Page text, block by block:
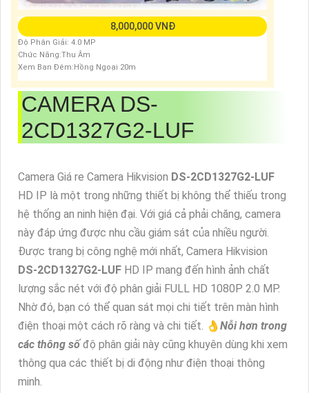
8,000,000 VNĐ
Độ Phân Giải: 4.0 MP
Chức Năng:Thu Âm
Xem Ban Đêm:Hồng Ngoại 20m
CAMERA DS-
2CD1327G2-LUF
Camera Giá re Camera Hikvision DS-2CD1327G2-LUF
HD IP là một trong những thiết bị không thể thiếu trong
hệ thống an ninh hiện đại. Với giá cả phải chăng, camera
này đáp ứng được nhu cầu giám sát của nhiều người.
Được trang bị công nghệ mới nhất, Camera Hikvision
DS-2CD1327G2-LUF HD IP mang đến hình ảnh chất
lượng sắc nét với độ phân giải FULL HD 1080P 2.0 MP.
Nhờ đó, bạn có thể quan sát mọi chi tiết trên màn hình
điện thoại một cách rõ ràng và chi tiết. 👌 Nỗi hơn trong
các thông sốđộ phân giải này cũng khuyên dùng khi xem
thông qua các thiết bị di động như điện thoại thông
minh.